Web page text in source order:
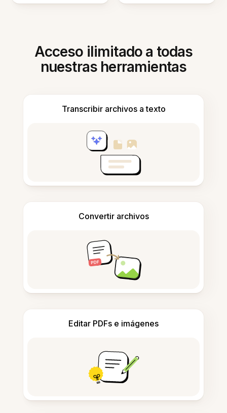
Acceso ilimitado a todas
nuestras herramientas
Transcribir archivos a texto
Convertir archivos
Editar PDFs e imágenes